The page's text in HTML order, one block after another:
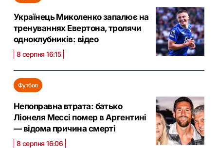
Українець Миколенко запалює на
тренуваннях Евертона, тролячи
одноклубників: відео
8 серпня 16:15
Футбол
Непоправна втрата: батько
Ліонеля Мессі помер в Аргентині
— відома причина смерті
8 серпня 16:06